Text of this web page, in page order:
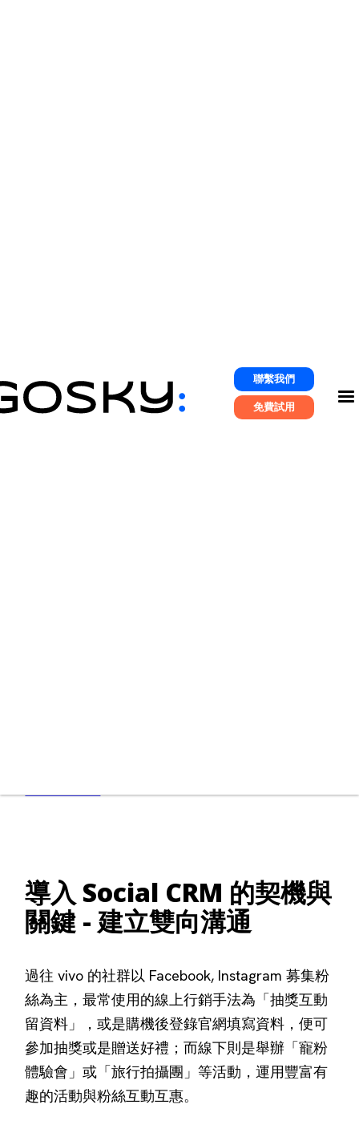
聯繫我們
免費試用
導入 Social CRM 的契機與
關鍵 - 建立雙向溝通
過往 vivo 的社群以 Facebook, Instagram 募集粉
絲為主，最常使用的線上行銷手法為「抽獎互動
留資料」，或是購機後登錄官網填寫資料，便可
參加抽獎或是贈送好禮；而線下則是舉辦「寵粉
體驗會」或「旅行拍攝團」等活動，運用豐富有
趣的活動與粉絲互動互惠。